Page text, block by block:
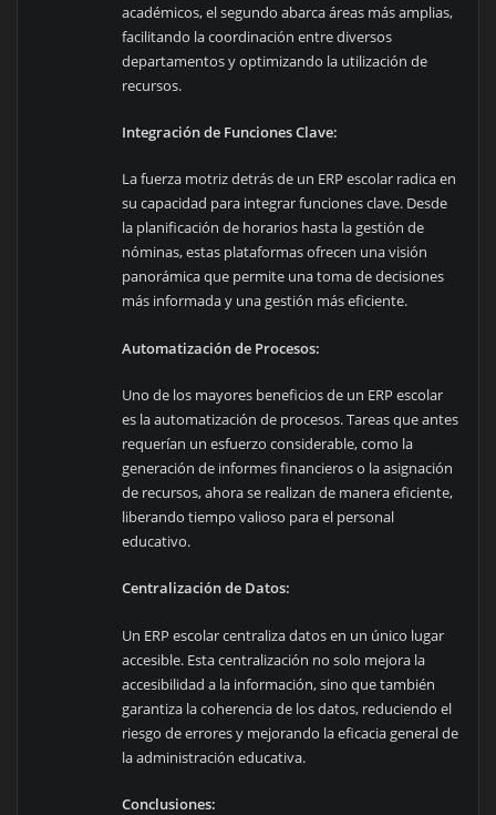
académicos, el segundo abarca áreas más amplias,
facilitando la coordinación entre diversos
departamentos y optimizando la utilización de
recursos.
Integración de Funciones Clave:
La fuerza motriz detrás de un ERP escolar radica en
su capacidad para integrar funciones clave. Desde
la planificación de horarios hasta la gestión de
nóminas, estas plataformas ofrecen una visión
panorámica que permite una toma de decisiones
más informada y una gestión más eficiente.
Automatización de Procesos:
Uno de los mayores beneficios de un ERP escolar
es la automatización de procesos. Tareas que antes
requerían un esfuerzo considerable, como la
generación de informes financieros o la asignación
de recursos, ahora se realizan de manera eficiente,
liberando tiempo valioso para el personal
educativo.
Centralización de Datos:
Un ERP escolar centraliza datos en un único lugar
accesible. Esta centralización no solo mejora la
accesibilidad a la información, sino que también
garantiza la coherencia de los datos, reduciendo el
riesgo de errores y mejorando la eficacia general de
la administración educativa.
Conclusiones: